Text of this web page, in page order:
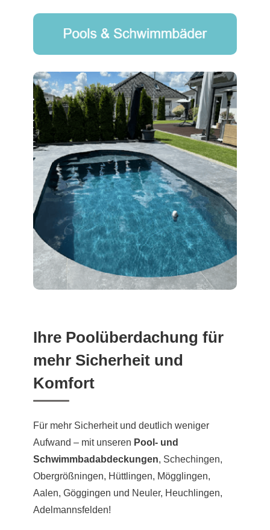
Ihre Poolüberdachung für
mehr Sicherheit und
Komfort
Für mehr Sicherheit und deutlich weniger
Aufwand – mit unseren Pool- und
Schwimmbadabdeckungen, Schechingen,
Obergrößningen, Hüttlingen, Mögglingen,
Aalen, Göggingen und Neuler, Heuchlingen,
Adelmannsfelden!